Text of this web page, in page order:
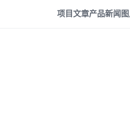
项目文章产品新闻